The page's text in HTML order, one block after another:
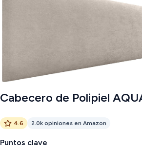
Cabecero de Polipiel
4.6 2.0k opiniones en Amazon
Puntos clave